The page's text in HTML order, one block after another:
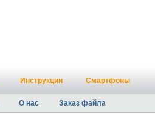
Инструкции Смартфоны
О нас Заказ файла